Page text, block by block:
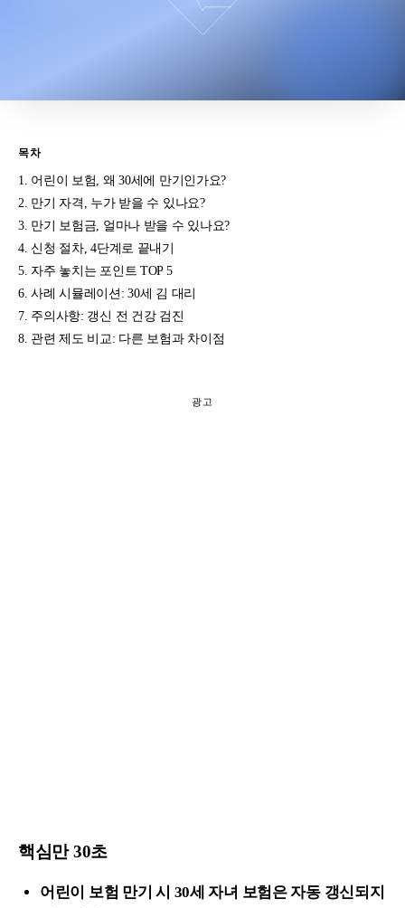
목차
어린이 보험, 왜 30세에 만기인가요?
만기 자격, 누가 받을 수 있나요?
만기 보험금, 얼마나 받을 수 있나요?
신청 절차, 4단계로 끝내기
자주 놓치는 포인트 TOP 5
사례 시뮬레이션: 30세 김 대리
주의사항: 갱신 전 건강 검진
관련 제도 비교: 다른 보험과 차이점
광고
핵심만 30초
어린이 보험 만기 시 30세 자녀 보험은 자동 갱신되지